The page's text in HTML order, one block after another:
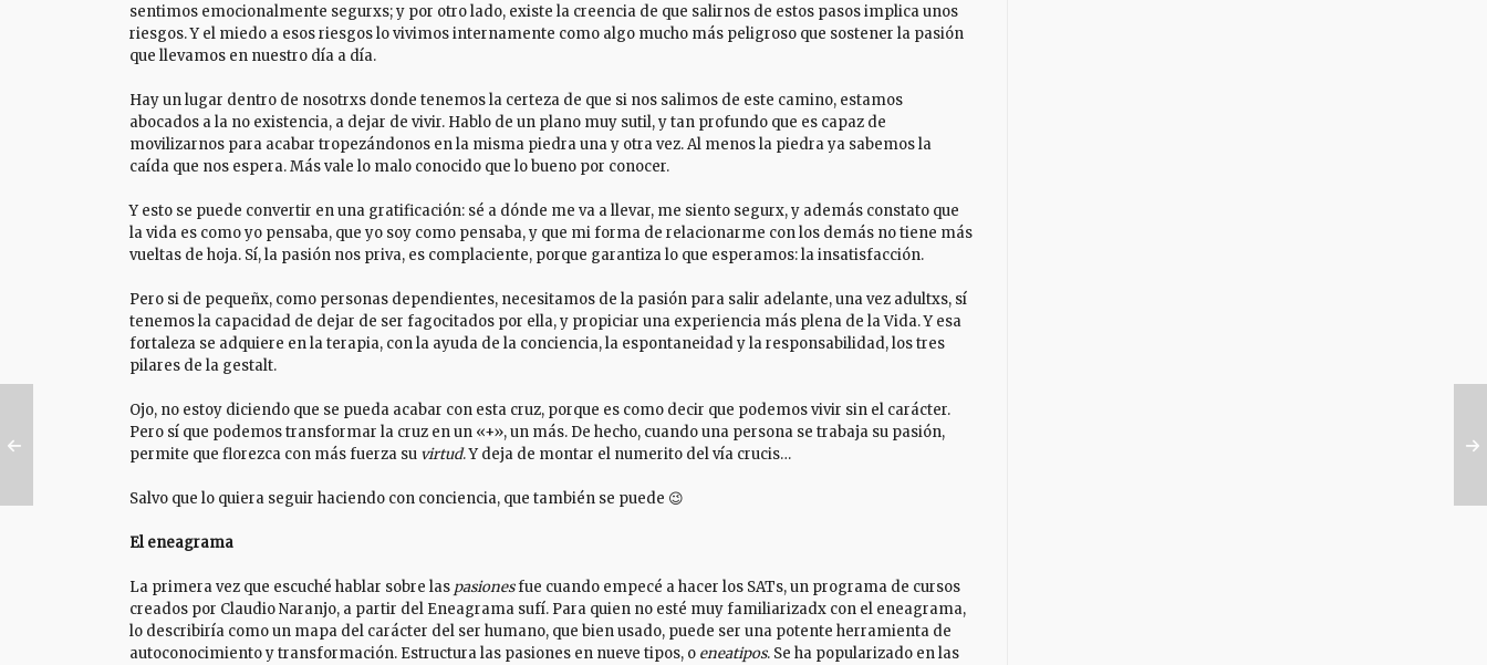
sentimos emocionalmente segurxs; y por otro lado, existe la creencia de que salirnos de estos pasos implica unos
riesgos. Y el miedo a esos riesgos lo vivimos internamente como algo mucho más peligroso que sostener la pasión
que llevamos en nuestro día a día.
Hay un lugar dentro de nosotrxs donde tenemos la certeza de que si nos salimos de este camino, estamos
abocados a la no existencia, a dejar de vivir. Hablo de un plano muy sutil, y tan profundo que es capaz de
movilizarnos para acabar tropezándonos en la misma piedra una y otra vez. Al menos la piedra ya sabemos la
caída que nos espera. Más vale lo malo conocido que lo bueno por conocer.
Y esto se puede convertir en una gratificación: sé a dónde me va a llevar, me siento segurx, y además constato que
la vida es como yo pensaba, que yo soy como pensaba, y que mi forma de relacionarme con los demás no tiene más
vueltas de hoja. Sí, la pasión nos priva, es complaciente, porque garantiza lo que esperamos: la insatisfacción.
Pero si de pequeñx, como personas dependientes, necesitamos de la pasión para salir adelante, una vez adultxs, sí
tenemos la capacidad de dejar de ser fagocitados por ella, y propiciar una experiencia más plena de la Vida. Y esa
fortaleza se adquiere en la terapia, con la ayuda de la conciencia, la espontaneidad y la responsabilidad, los tres
pilares de la gestalt.
Ojo, no estoy diciendo que se pueda acabar con esta cruz, porque es como decir que podemos vivir sin el carácter.
Pero sí que podemos transformar la cruz en un «+», un más. De hecho, cuando una persona se trabaja su pasión,
permite que florezca con más fuerza su virtud. Y deja de montar el numerito del vía crucis…
Salvo que lo quiera seguir haciendo con conciencia, que también se puede 😉
El eneagrama
La primera vez que escuché hablar sobre las pasionesfue cuando empecé a hacer los SATs, un programa de cursos
creados por Claudio Naranjo, a partir del Eneagrama sufí. Para quien no esté muy familiarizadx con el eneagrama,
lo describiría como un mapa del carácter del ser humano, que bien usado, puede ser una potente herramienta de
autoconocimiento y transformación. Estructura las pasiones en nueve tipos, o eneatipos. Se ha popularizado en las